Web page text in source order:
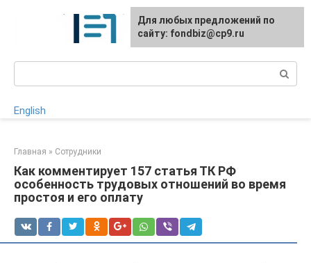
English
Главная » Сотрудники
Как комментирует 157 статья ТК РФ
особенность трудовых отношений во время
простоя и его оплату
Для любых предложений по
сайту: fondbiz@cp9.ru